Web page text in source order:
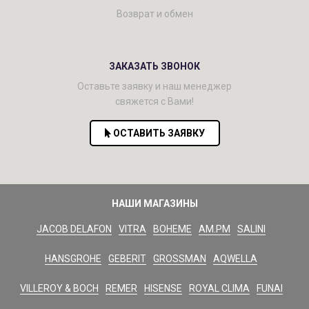
Возврат и обмен
ЗАКАЗАТЬ ЗВОНОК
Оставьте заявку и наш менеджер
свяжется с Вами!
ОСТАВИТЬ ЗАЯВКУ
НАШИ МАГАЗИНЫ
JACOB DELAFON VITRA BOHEME AM.PM SALINI
HANSGROHE GEBERIT GROSSMAN AQWELLA
VILLEROY & BOCH REMER HISENSE ROYAL CLIMA FUNAI